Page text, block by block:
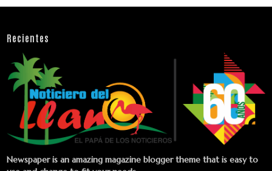
Recientes
Newspaper is an amazing magazine blogger theme that is easy to